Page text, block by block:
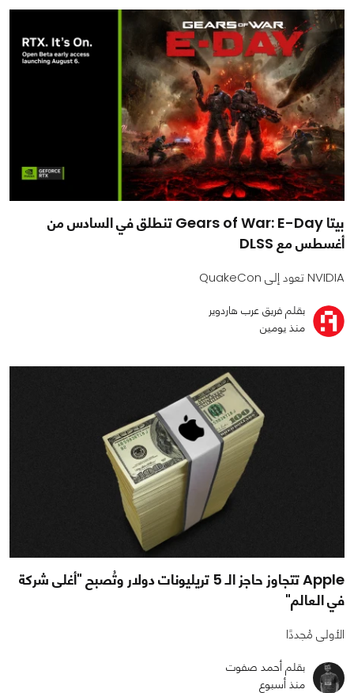
بيتا Gears of War: E-Day تنطلق في السادس من
أغسطس مع DLSS
NVIDIA تعود إلى QuakeCon
بقلم فريق عرب هاردوير
منذ يومين
Apple تتجاوز حاجز الـ 5 تريليونات دولار وتُصبح "أغلى شركة
في العالم"
الأولى مُجددًا
بقلم أحمد صفوت
منذ أسبوع